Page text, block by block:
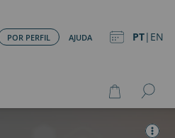
PT| EN
POR PERFIL AJUDA